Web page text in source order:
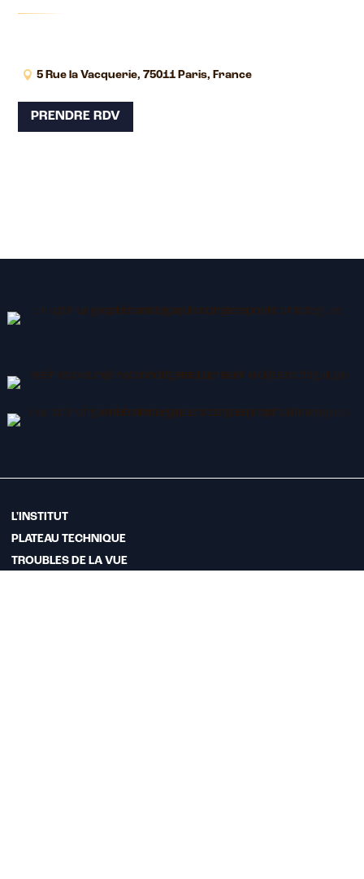
5 Rue la Vacquerie, 75011 Paris, France
09 51 42 85 00
PRENDRE RDV
L'INSTITUT
PLATEAU TECHNIQUE
TROUBLES DE LA VUE